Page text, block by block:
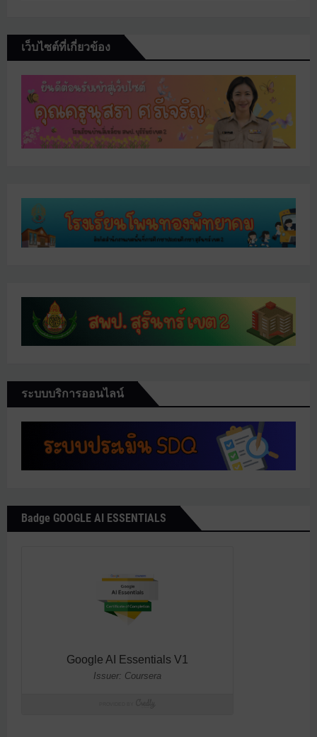
เว็บไซต์ที่เกี่ยวข้อง
ระบบบริการออนไลน์
Badge GOOGLE AI ESSENTIALS